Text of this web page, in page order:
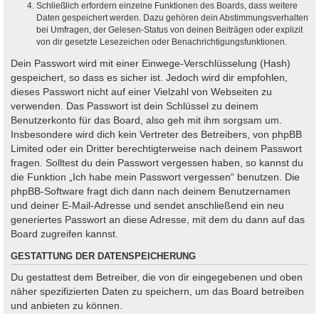
Schließlich erfordern einzelne Funktionen des Boards, dass weitere
Daten gespeichert werden. Dazu gehören dein Abstimmungsverhalten
bei Umfragen, der Gelesen-Status von deinen Beiträgen oder explizit
von dir gesetzte Lesezeichen oder Benachrichtigungsfunktionen.
Dein Passwort wird mit einer Einwege-Verschlüsselung (Hash)
gespeichert, so dass es sicher ist. Jedoch wird dir empfohlen,
dieses Passwort nicht auf einer Vielzahl von Webseiten zu
verwenden. Das Passwort ist dein Schlüssel zu deinem
Benutzerkonto für das Board, also geh mit ihm sorgsam um.
Insbesondere wird dich kein Vertreter des Betreibers, von phpBB
Limited oder ein Dritter berechtigterweise nach deinem Passwort
fragen. Solltest du dein Passwort vergessen haben, so kannst du
die Funktion „Ich habe mein Passwort vergessen“ benutzen. Die
phpBB-Software fragt dich dann nach deinem Benutzernamen
und deiner E-Mail-Adresse und sendet anschließend ein neu
generiertes Passwort an diese Adresse, mit dem du dann auf das
Board zugreifen kannst.
GESTATTUNG DER DATENSPEICHERUNG
Du gestattest dem Betreiber, die von dir eingegebenen und oben
näher spezifizierten Daten zu speichern, um das Board betreiben
und anbieten zu können.